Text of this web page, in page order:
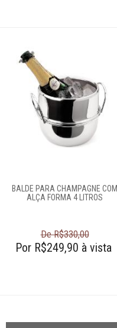
Talheres
Cama e banho
Móveis
Login
Pesquisar Lista
BALDE PARA CHAMPAGNE COM
ALÇA FORMA 4 LITROS
De R$330,00
Por R$249,90 à vista